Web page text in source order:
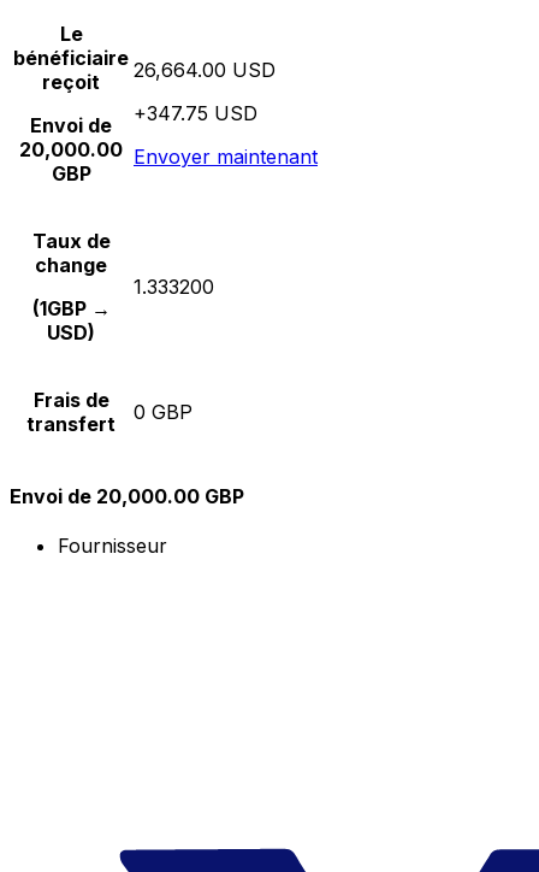
Le
bénéficiaire
reçoit
Envoi de
20,000.00
GBP
26,664.00 USD
+347.75 USD
Envoyer maintenant
Taux de
change
(1GBP →
USD)
1.333200
Frais de
transfert
0 GBP
Envoi de 20,000.00 GBP
Fournisseur